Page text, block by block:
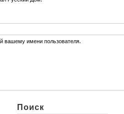
вашему имени пользователя.
Поиск